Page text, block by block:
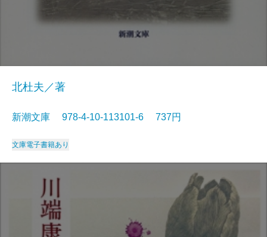
北杜夫／著
新潮文庫 978-4-10-113101-6 737円
文庫電子書籍あり